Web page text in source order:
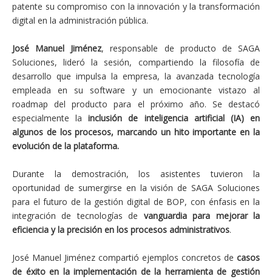
patente su compromiso con la innovación y la transformación
digital en la administración pública.
José Manuel Jiménez, responsable de producto de SAGA
Soluciones, lideró la sesión, compartiendo la filosofía de
desarrollo que impulsa la empresa, la avanzada tecnología
empleada en su software y un emocionante vistazo al
roadmap del producto para el próximo año. Se destacó
especialmente la inclusión de inteligencia artificial (IA) en
algunos de los procesos, marcando un hito importante en la
evolución de la plataforma.
Durante la demostración, los asistentes tuvieron la
oportunidad de sumergirse en la visión de SAGA Soluciones
para el futuro de la gestión digital de BOP, con énfasis en la
integración de tecnologías de vanguardia para mejorar la
eficiencia y la precisión en los procesos administrativos.
José Manuel Jiménez compartió ejemplos concretos de casos
de éxito en la implementación de la herramienta de gestión